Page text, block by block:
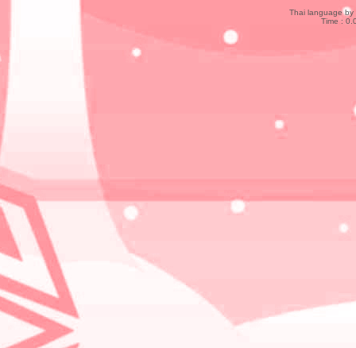
Thai language by
Time :